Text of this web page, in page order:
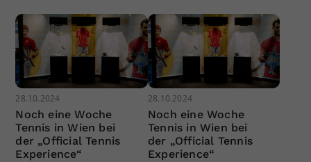
28.10.2024
Noch eine Woche
Tennis in Wien bei
der „Official Tennis
Experience“
28.10.2024
Noch eine Woche
Tennis in Wien bei
der „Official Tennis
Experience“